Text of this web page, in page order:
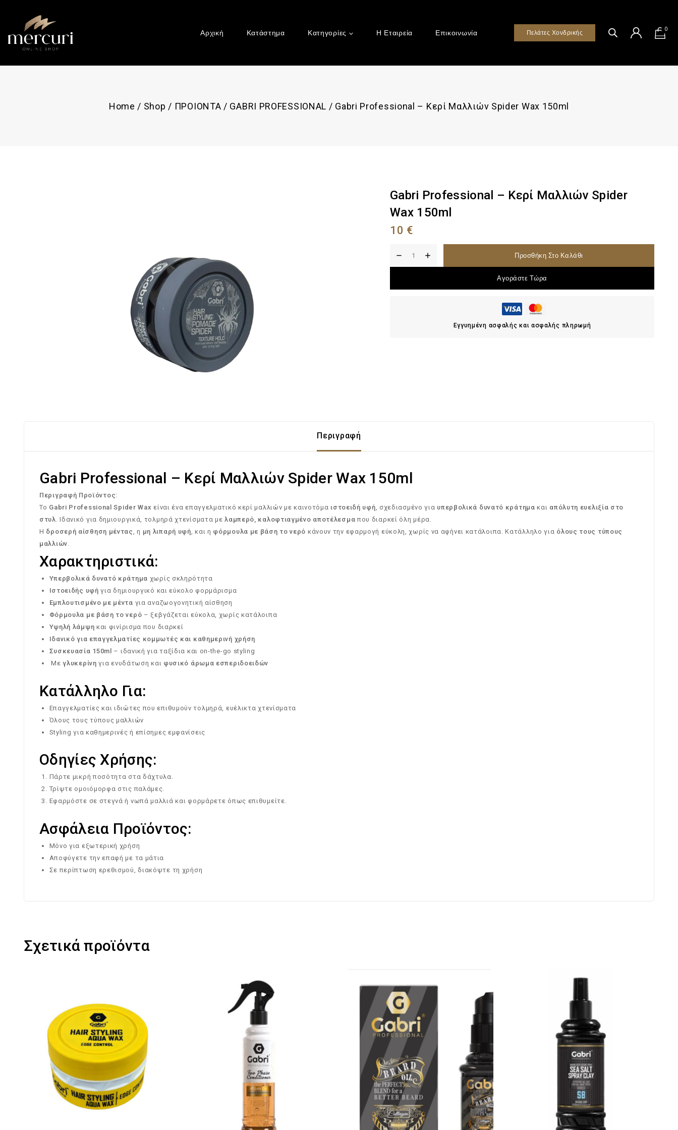
Αρχική Κατάστημα Κατηγορίες Η Εταιρεία Επικοινωνία Πελάτες Χονδρικής 0
Home / Shop / ΠΡΟΙΟΝΤΑ / GABRI PROFESSIONAL / Gabri Professional – Κερί Μαλλιών Spider Wax 150ml
Gabri Professional – Κερί Μαλλιών Spider
Wax 150ml
10 €
Προσθήκη Στο Καλάθι
Αγοράστε Τώρα
Εγγυημένη ασφαλής και ασφαλής πληρωμή
Περιγραφή
Gabri Professional – Κερί Μαλλιών Spider Wax 150ml
Περιγραφή Προϊόντος:
Το Gabri Professional Spider Wax είναι ένα επαγγελματικό κερί μαλλιών με καινοτόμα ιστοειδή υφή, σχεδιασμένο για υπερβολικά δυνατό κράτημα και απόλυτη ευελιξία στο
στυλ. Ιδανικό για δημιουργικά, τολμηρά χτενίσματα μελαμπερό, καλοφτιαγμένο αποτέλεσμα που διαρκεί όλη μέρα.
Η δροσερή αίσθηση μέντας, η μη λιπαρή υφή, και η φόρμουλα με βάση το νερό κάνουν την εφαρμογή εύκολη, χωρίς να αφήνει κατάλοιπα. Κατάλληλο για όλους τους τύπους
μαλλιών.
Χαρακτηριστικά:
Υπερβολικά δυνατό κράτημα χωρίς σκληρότητα
Ιστοειδής υφή για δημιουργικό και εύκολο φορμάρισμα
Εμπλουτισμένο με μέντα για αναζωογονητική αίσθηση
Φόρμουλα με βάση το νερό – ξεβγάζεται εύκολα, χωρίς κατάλοιπα
Υψηλή λάμψη και φινίρισμα που διαρκεί
Ιδανικό για επαγγελματίες κομμωτές και καθημερινή χρήση
Συσκευασία 150ml – ιδανική για ταξίδια και on-the-go styling
Μεγλυκερίνη για ενυδάτωση και φυσικό άρωμα εσπεριδοειδών
Κατάλληλο Για:
Επαγγελματίες και ιδιώτες που επιθυμούν τολμηρά, ευέλικτα χτενίσματα
Όλους τους τύπους μαλλιών
Styling για καθημερινές ή επίσημες εμφανίσεις
Οδηγίες Χρήσης:
Πάρτε μικρή ποσότητα στα δάχτυλα.
Τρίψτε ομοιόμορφα στις παλάμες.
Εφαρμόστε σε στεγνά ή νωπά μαλλιά και φορμάρετε όπως επιθυμείτε.
Ασφάλεια Προϊόντος:
Μόνο για εξωτερική χρήση
Αποφύγετε την επαφή με τα μάτια
Σε περίπτωση ερεθισμού, διακόψτε τη χρήση
Σχετικά προϊόντα